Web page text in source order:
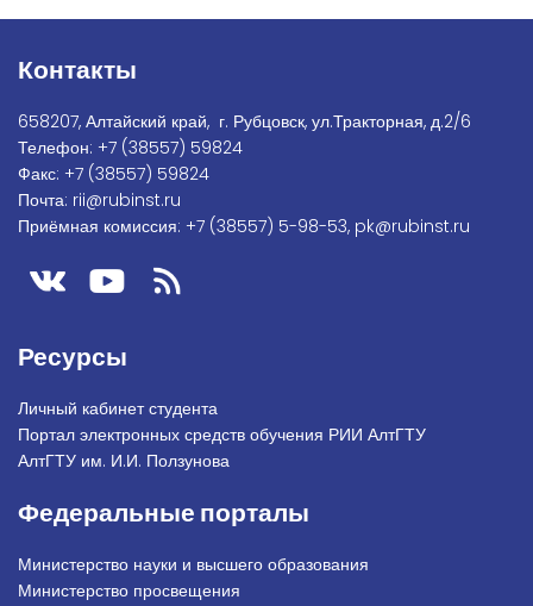
Контакты
658207, Алтайский край, г. Рубцовск, ул.Тракторная, д.2/6
Телефон: +7 (38557) 59824
Факс: +7 (38557) 59824
Почта: rii@rubinst.ru
Приёмная комиссия: +7 (38557) 5-98-53, pk@rubinst.ru
Ресурсы
Личный кабинет студента
Портал электронных средств обучения РИИ АлтГТУ
АлтГТУ им. И.И. Ползунова
Федеральные порталы
Министерство науки и высшего образования
Министерство просвещения